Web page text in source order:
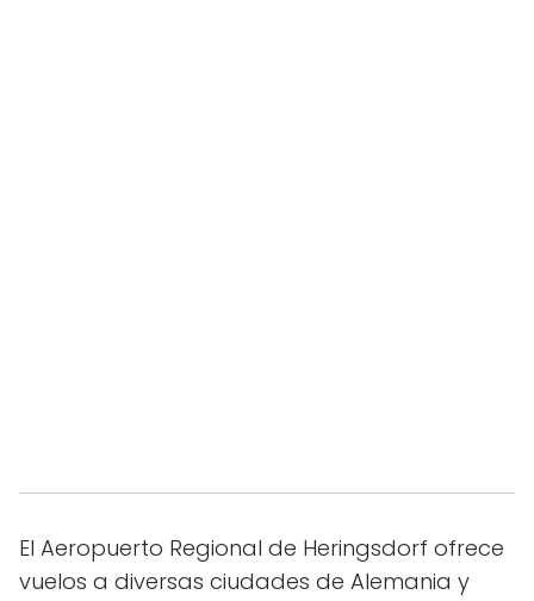
El Aeropuerto Regional de Heringsdorf ofrece
vuelos a diversas ciudades de Alemania y